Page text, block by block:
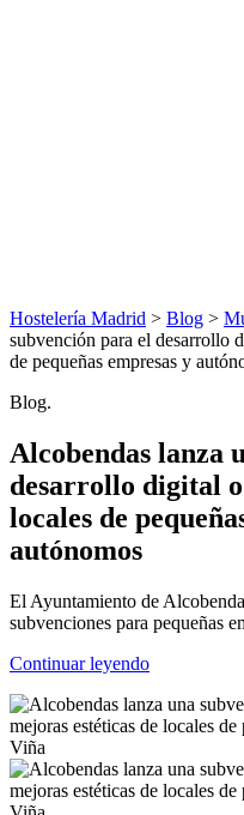
Hostelería Madrid > Blog >
subvención para el desarrollo
de pequeñas empresas y
Blog.
Alcobendas lanza
desarrollo digital
locales de
autónomos
El Ayuntamiento de
subvenciones para pequeñas
Continuar leyendo